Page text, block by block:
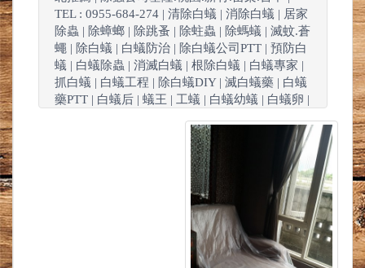
TEL : 0955-684-274 | 清除白蟻 | 消除白蟻 | 居家
除蟲 | 除蟑螂 | 除跳蚤 | 除蛀蟲 | 除螞蟻 | 滅蚊.蒼
蠅 | 除白蟻 | 白蟻防治 | 除白蟻公司PTT | 預防白
蟻 | 白蟻除蟲 | 消滅白蟻 | 根除白蟻 | 白蟻專家 |
抓白蟻 | 白蟻工程 | 除白蟻DIY | 滅白蟻藥 | 白蟻
藥PTT | 白蟻后 | 蟻王 | 工蟻 | 白蟻幼蟻 | 白蟻卵 |